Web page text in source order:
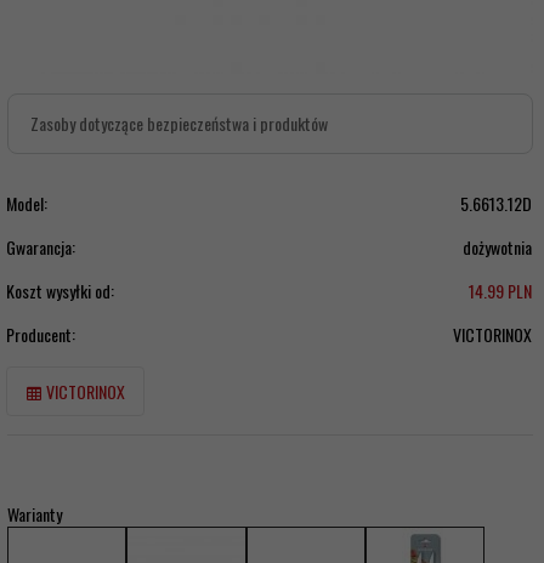
Zasoby dotyczące bezpieczeństwa i produktów
Model:
5.6613.12D
Gwarancja:
dożywotnia
Koszt wysyłki od:
14.99 PLN
Producent:
VICTORINOX
VICTORINOX
Warianty